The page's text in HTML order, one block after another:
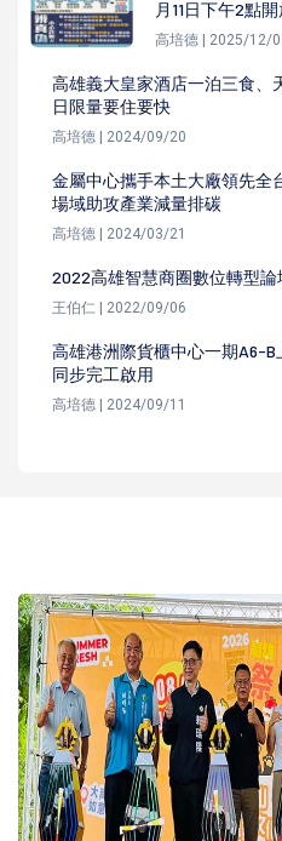
月11日下午2點
高培德 | 2025/12/
高雄義大皇家酒店一泊三食、
日限量要住要快
高培德 | 2024/09/20
金屬中心攜手本土大廠領先全
場域助攻產業減量排碳
高培德 | 2024/03/21
2022高雄智慧商圈數位轉型論
王伯仁 | 2022/09/06
高雄港洲際貨櫃中心一期A6-
同步完工啟用
高培德 | 2024/09/11